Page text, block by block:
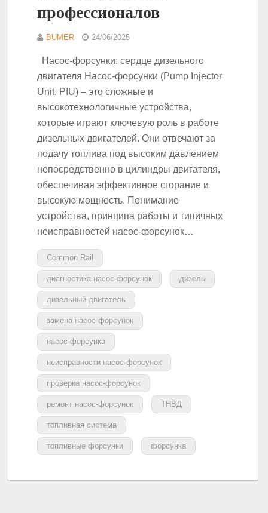
профессионалов
BUMER 24/06/2025
Насос-форсунки: сердце дизельного
двигателя Насос-форсунки (Pump Injector
Unit, PIU) – это сложные и
высокотехнологичные устройства,
которые играют ключевую роль в работе
дизельных двигателей. Они отвечают за
подачу топлива под высоким давлением
непосредственно в цилиндры двигателя,
обеспечивая эффективное сгорание и
высокую мощность. Понимание
устройства, принципа работы и типичных
неисправностей насос-форсунок…
Common Rail
диагностика насос-форсунок дизель
дизельный двигатель
замена насос-форсунок
насос-форсунка
неисправности насос-форсунок
проверка насос-форсунок
ремонт насос-форсунок ТНВД
топливная система
топливные форсунки форсунка